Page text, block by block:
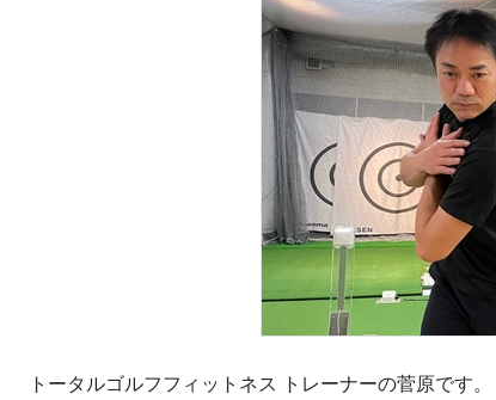
トータルゴルフフィットネス トレーナーの菅原です。